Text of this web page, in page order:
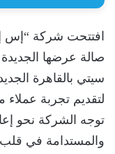
افتتحت شركة “إس
صالة عرضها
لتقديم تجربة
توجه الشركة نحو
والمستدامة في